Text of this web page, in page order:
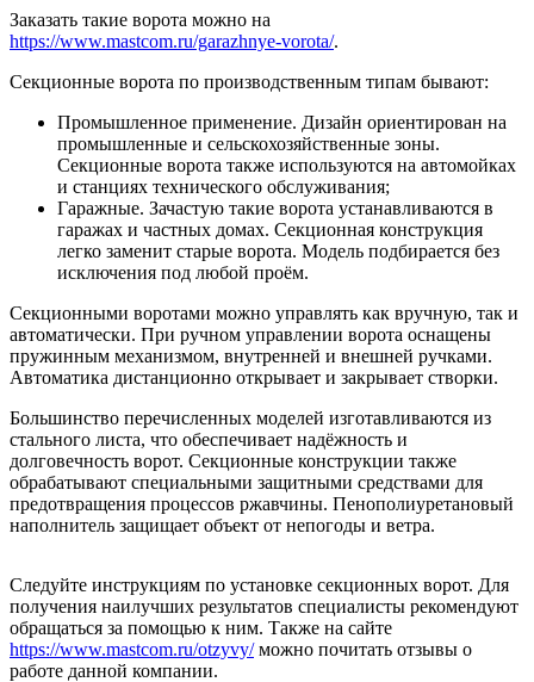
Заказать такие ворота можно на
https://www.mastcom.ru/garazhnye-vorota/.
Секционные ворота по производственным типам бывают:
Промышленное применение. Дизайн ориентирован на
промышленные и сельскохозяйственные зоны.
Секционные ворота также используются на автомойках
и станциях технического обслуживания;
Гаражные. Зачастую такие ворота устанавливаются в
гаражах и частных домах. Секционная конструкция
легко заменит старые ворота. Модель подбирается без
исключения под любой проём.
Секционными воротами можно управлять как вручную, так и
автоматически. При ручном управлении ворота оснащены
пружинным механизмом, внутренней и внешней ручками.
Автоматика дистанционно открывает и закрывает створки.
Большинство перечисленных моделей изготавливаются из
стального листа, что обеспечивает надёжность и
долговечность ворот. Секционные конструкции также
обрабатывают специальными защитными средствами для
предотвращения процессов ржавчины. Пенополиуретановый
наполнитель защищает объект от непогоды и ветра.
Следуйте инструкциям по установке секционных ворот. Для
получения наилучших результатов специалисты рекомендуют
обращаться за помощью к ним. Также на сайте
https://www.mastcom.ru/otzyvy/можно почитать отзывы о
работе данной компании.